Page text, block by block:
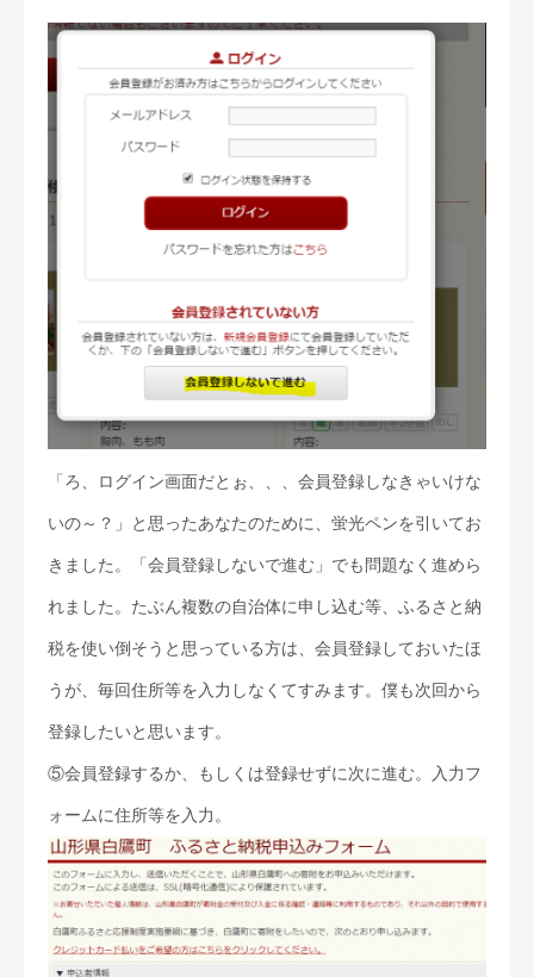
「ろ、ログイン画面だとぉ、、、会員登録しなきゃいけな
いの～？」と思ったあなたのために、蛍光ペンを引いてお
きました。「会員登録しないで進む」でも問題なく進めら
れました。たぶん複数の自治体に申し込む等、ふるさと納
税を使い倒そうと思っている方は、会員登録しておいたほ
うが、毎回住所等を入力しなくてすみます。僕も次回から
登録したいと思います。
⑤会員登録するか、もしくは登録せずに次に進む。入力フ
ォームに住所等を入力。